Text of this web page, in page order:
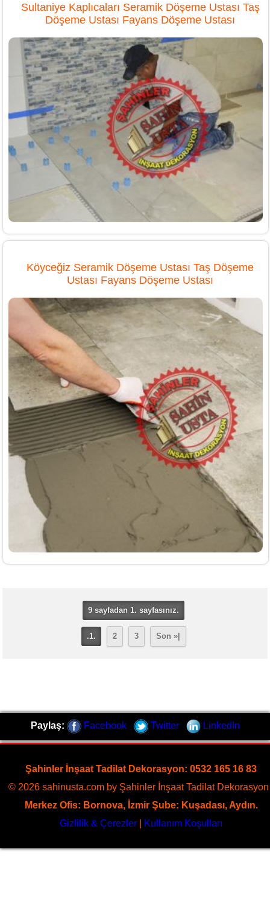
Sultaniye Kaplıcaları Seramik Döşeme Ustası Taş
Döşeme Ustası Fayans Döşeme Ustası
Köyceğiz Seramik Döşeme Ustası Taş Döşeme
Ustası Fayans Döşeme Ustası
9 sayfadan 1. sayfasınız.
.1. 2 3 Son »|
Paylaş: Facebook Twitter LinkedIn
Şahinler İnşaat Tadilat Dekorasyon: 0532 165 16 83
© 2026 sahinusta.com by Şahinler İnşaat Tadilat
Merkez Ofis: Bornova, İzmir Şube: Kuşadası, Aydın.
Gizlilik & Çerezler
Kullanım Koşulları